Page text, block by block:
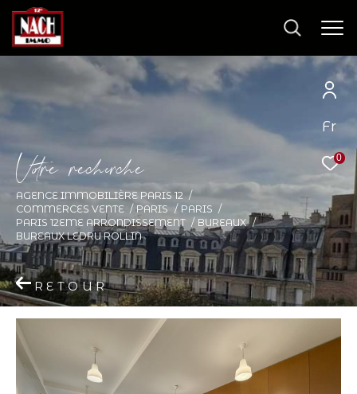
Fr
0
Vore recece
AGENCE IMMOBILIÈRE PARIS 12
COMMERCES VENTE
PARIS
PARIS
PARIS 12EME ARRONDISSEMENT
BUREAUX
BUREAUX LEDRU ROLLIN
RETOUR
recherche
et trouver le bien qui correspond à vos
critères
Type d'offre
Sélectionner
Type de bien
Budget